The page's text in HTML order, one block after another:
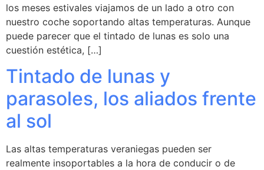
los meses estivales viajamos de un lado a otro con
nuestro coche soportando altas temperaturas. Aunque
puede parecer que el tintado de lunas es solo una
cuestión estética, […]
Tintado de lunas y
parasoles, los aliados frente
al sol
Las altas temperaturas veraniegas pueden ser
realmente insoportables a la hora de conducir o de